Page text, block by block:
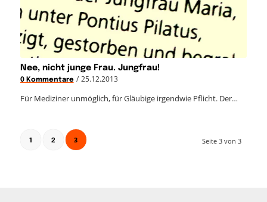
Nee, nicht junge Frau. Jungfrau!
0 Kommentare / 25.12.2013
Für Mediziner unmöglich, für Gläubige irgendwie Pflicht. Der…
Seite 3 von 3
1 2 3